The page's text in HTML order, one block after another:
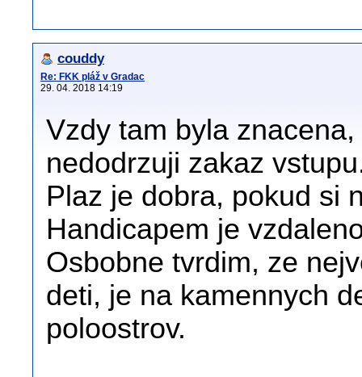
couddy
Re: FKK pláž v Gradac
29. 04. 2018 14:19
Vzdy tam byla
nedodrzuji zakaz
Plaz je dobra, pokud si
Handicapem je
Osbobne tvrdim, ze
deti, je na kamennych
poloostrov.